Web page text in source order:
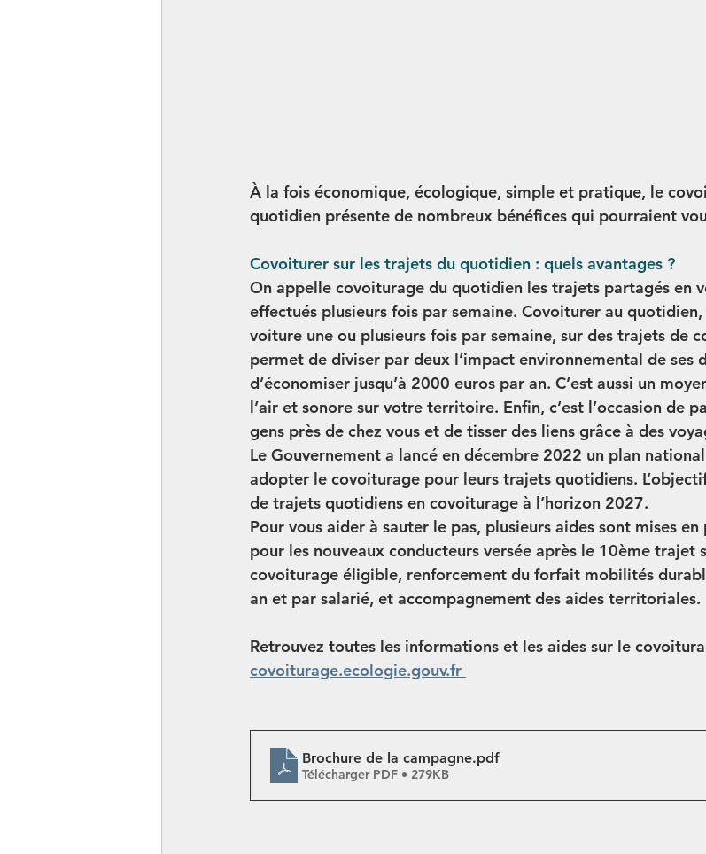
À la fois économique, écologique, simple et pratique, le
quotidien présente de nombreux bénéfices qui pourraient
Covoiturer sur les trajets du quotidien : quels avantages ?
On appelle covoiturage du quotidien les trajets partagés en
effectués plusieurs fois par semaine. Covoiturer au
voiture une ou plusieurs fois par semaine, sur des trajets de
permet de diviser par deux l’impact environnemental de ses
d’économiser jusqu’à 2000 euros par an. C’est aussi un
l’air et sonore sur votre territoire. Enfin, c’est l’occasion de
gens près de chez vous et de tisser des liens grâce à des
Le Gouvernement a lancé en décembre 2022 un plan
adopter le covoiturage pour leurs trajets quotidiens.
de trajets quotidiens en covoiturage à l’horizon 2027.
Pour vous aider à sauter le pas, plusieurs aides sont mises en
pour les nouveaux conducteurs versée après le 10ème trajet
covoiturage éligible, renforcement du forfait mobilités
an et par salarié, et accompagnement des aides territoriales.
Retrouvez toutes les informations et les aides sur le
covoiturage.ecologie.gouv.fr
Brochure de la campagne.pdf
Télécharger PDF • 279KB